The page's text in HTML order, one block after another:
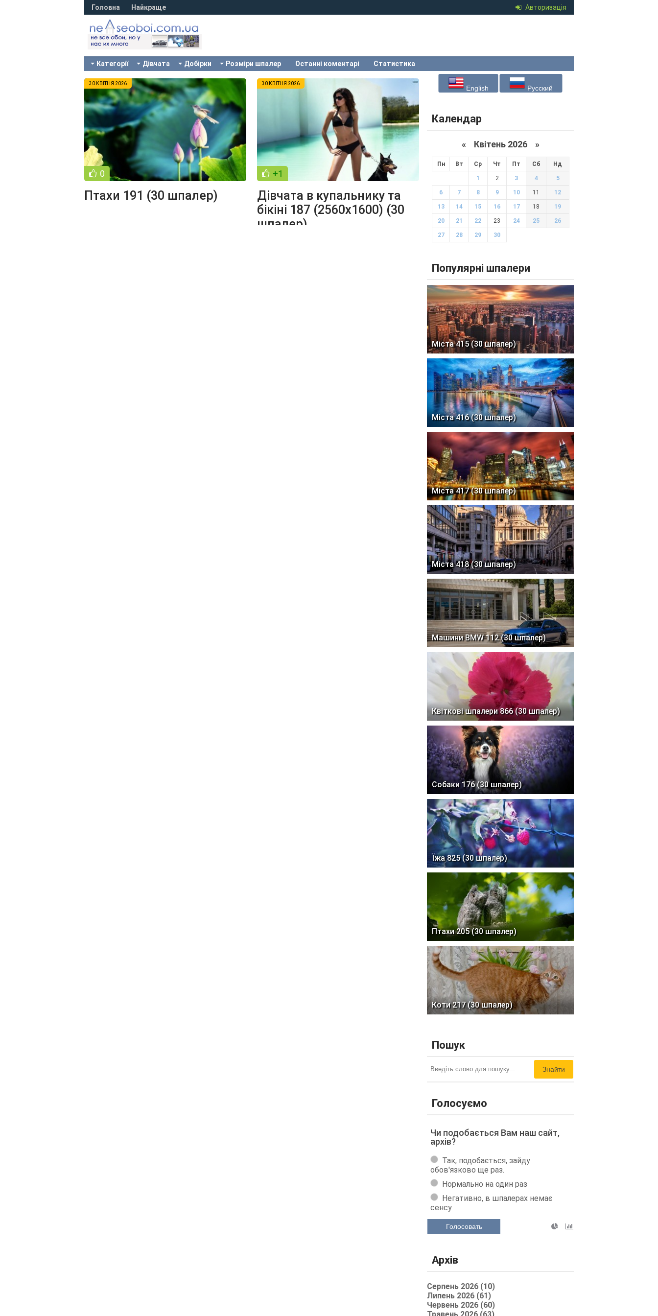
Авторизація
Головна Найкраще
Категорії Дівчата Добірки Розміри шпалер Останні коментарі Статистика
30 КВІТНЯ 2026
0
Птахи 191 (30 шпалер)
30 КВІТНЯ 2026
+1
Дівчата в купальнику та
бікіні 187 (2560x1600) (30
шпалер)
English Русский
Календар
« Квітень 2026 »
Пн Вт Ср Чт Пт Сб Нд
1 2 3 4 5
6 7 8 9 10 11 12
13 14 15 16 17 18 19
20 21 22 23 24 25 26
27 28 29 30
Популярні шпалери
Міста 415 (30 шпалер)
Міста 416 (30 шпалер)
Міста 417 (30 шпалер)
Міста 418 (30 шпалер)
Машини BMW 112 (30 шпалер)
Квіткові шпалери 866 (30 шпалер)
Собаки 176 (30 шпалер)
Їжа 825 (30 шпалер)
Птахи 205 (30 шпалер)
Коти 217 (30 шпалер)
Пошук
Знайти
Голосуємо
Чи подобається Вам наш сайт,
архів?
Так, подобається, зайду
обов'язково ще раз.
Нормально на один раз
Негативно, в шпалерах немає
сенсу
Голосовать
Архів
Серпень 2026 (10)
Липень 2026 (61)
Червень 2026 (60)